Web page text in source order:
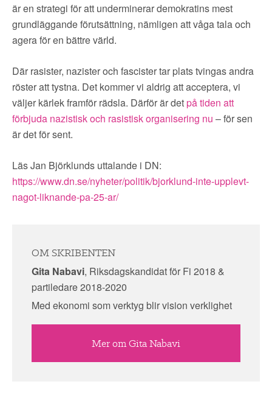
är en strategi för att underminerar demokratins mest
grundläggande förutsättning, nämligen att våga tala och
agera för en bättre värld.
Där rasister, nazister och fascister tar plats tvingas andra
röster att tystna. Det kommer vi aldrig att acceptera, vi
väljer kärlek framför rädsla. Därför är detpå tiden att
förbjuda nazistisk och rasistisk organisering nu – för sen
är det för sent.
Läs Jan Björklunds uttalande i DN:
https://www.dn.se/nyheter/politik/bjorklund-inte-upplevt-
nagot-liknande-pa-25-ar/
OM SKRIBENTEN
Gita Nabavi, Riksdagskandidat för Fi 2018 &
partiledare 2018-2020
Med ekonomi som verktyg blir vision verklighet
Mer om Gita Nabavi